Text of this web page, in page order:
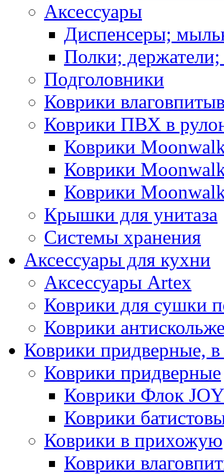
Аксессуары
Диспенсеры;
Полки;
Подголовники
Коврики
Коврики ПВХ в
Коврики
Коврики
Коврики
Крышки для унитаза
Системы хранения
Аксессуары для кухни
Аксессуары Artex
Коврики для сушки
Коврики
Коврики придверные,
Коврики придверные
Коврики Флок
Коврики
Коврики в прихожую
Коврики